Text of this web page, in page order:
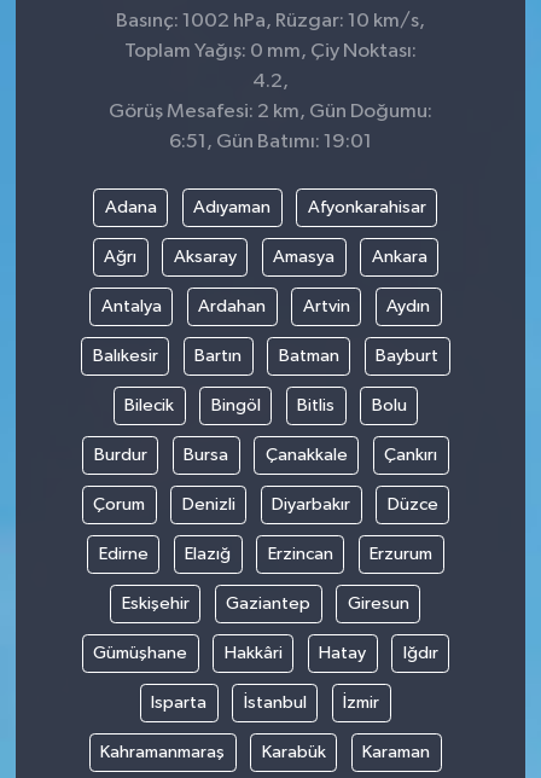
Basınç: 1002 hPa, Rüzgar: 10 km/s,
Toplam Yağış: 0 mm, Çiy Noktası:
4.2,
Görüş Mesafesi: 2 km, Gün Doğumu:
6:51, Gün Batımı: 19:01
Adana Adıyaman Afyonkarahisar
Ağrı Aksaray Amasya Ankara
Antalya Ardahan Artvin Aydın
Balıkesir Bartın Batman Bayburt
Bilecik Bingöl Bitlis Bolu
Burdur Bursa Çanakkale Çankırı
Çorum Denizli Diyarbakır Düzce
Edirne Elazığ Erzincan Erzurum
Eskişehir Gaziantep Giresun
Gümüşhane Hakkâri Hatay Iğdır
Isparta İstanbul İzmir
Kahramanmaraş Karabük Karaman